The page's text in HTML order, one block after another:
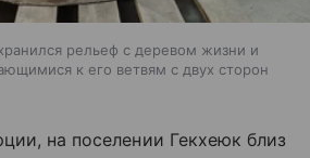
рельеф с деревом жизни и
к его ветвям с двух сторон
на поселении Гекхеюк близ